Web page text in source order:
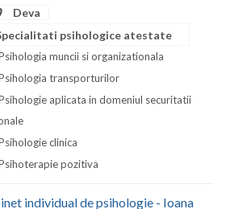
Deva
psihologice atestate
muncii si organizationala
transporturilor
aplicata in domeniul securitatii
clinica
pozitiva
individual de psihologie - Ioana